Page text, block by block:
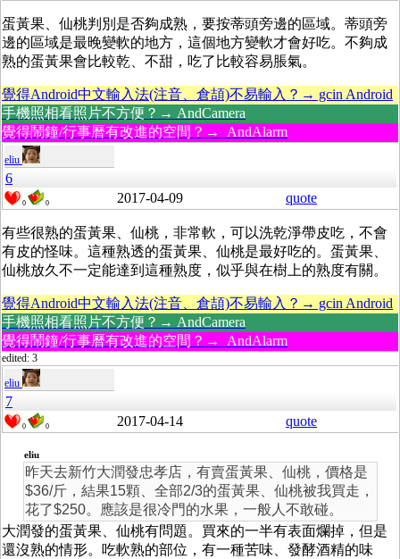
蛋黃果、仙桃判別是否夠成熟，要按蒂頭旁邊的區域。蒂頭旁
邊的區域是最晚變軟的地方，這個地方變軟才會好吃。不夠成
熟的蛋黃果會比較乾、不甜，吃了比較容易脹氣。
覺得Android中文輸入法(注音、倉頡)不易輸入？→ gcin Android
手機照相看照片不方便？→ AndCamera
覺得鬧鐘/行事曆有改進的空間？→ AndAlarm
eliu
6
0 0 2017-04-09 quote
有些很熟的蛋黃果、仙桃，非常軟，可以洗乾淨帶皮吃，不會
有皮的怪味。這種熟透的蛋黃果、仙桃是最好吃的。蛋黃果、
仙桃放久不一定能達到這種熟度，似乎與在樹上的熟度有關。
覺得Android中文輸入法(注音、倉頡)不易輸入？→ gcin Android
手機照相看照片不方便？→ AndCamera
覺得鬧鐘/行事曆有改進的空間？→ AndAlarm
edited: 3
eliu
7
0 0 2017-04-14 quote
eliu
昨天去新竹大潤發忠孝店，有賣蛋黃果、仙桃，價格是
$36/斤，結果15顆、全部2/3的蛋黃果、仙桃被我買走，
花了$250。應該是很冷門的水果，一般人不敢碰。
大潤發的蛋黃果、仙桃有問題。買來的一半有表面爛掉，但是
還沒熟的情形。吃軟熟的部位，有一種苦味、發酵酒精的味